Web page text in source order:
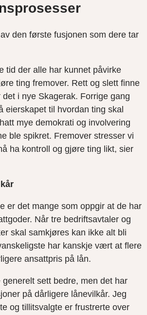
den første fusjonen som dere tar
tid der alle har kunnet påvirke
ting fremover. Rett og slett finne
i nye Skagerak. Forrige gang
eierskapet til hvordan ting skal
mye demokrati og involvering
ble spikret. Fremover stresser vi
ha kontroll og gjøre ting likt, sier
er det mange som oppgir at de har
Når tre bedriftsavtaler og
skal samkjøres kan ikke alt bli
har kanskje vært at flere
ansattpris på lån.
sett bedre, men det har
på dårligere lånevilkår. Jeg
og tillitsvalgte er frustrerte over